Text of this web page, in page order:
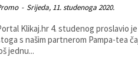
- Srijeda, 11. studenoga 2020.
Klikaj.hr 4. studenog proslavio
s našim partnerom Pampa-tea
jednu...